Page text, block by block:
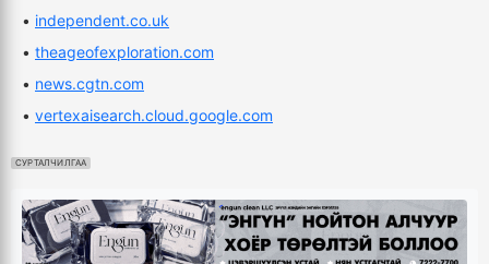
• independent.co.uk
• theageofexploration.com
• news.cgtn.com
• vertexaisearch.cloud.google.com
СУРТАЛЧИЛГАА